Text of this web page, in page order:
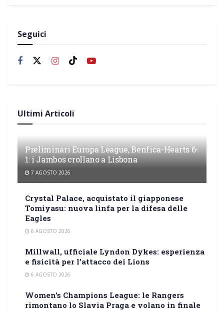
Seguici
Ultimi Articoli
Preliminari Europa League, Benfica-Hearts 6-
1: i Jambos crollano a Lisbona
7 AGOSTO 2026
Crystal Palace, acquistato il giapponese
Tomiyasu: nuova linfa per la difesa delle
Eagles
6 AGOSTO 2026
Millwall, ufficiale Lyndon Dykes: esperienza
e fisicità per l’attacco dei Lions
6 AGOSTO 2026
Women’s Champions League: le Rangers
rimontano lo Slavia Praga e volano in finale